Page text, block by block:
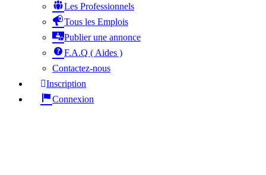
Les Professionnels
Tous les Emplois
Publier une annonce
F.A.Q ( Aides )
Contactez-nous
Inscription
Connexion